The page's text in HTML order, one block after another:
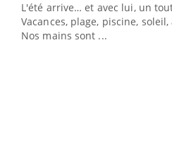
L'été arrive… et avec lui, un
Vacances, plage, piscine,
Nos mains sont ...